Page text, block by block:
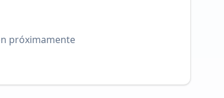
próximamente